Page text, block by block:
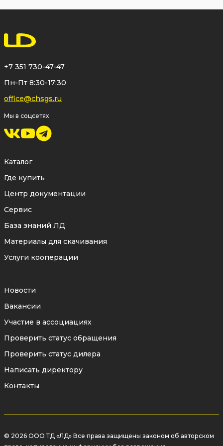
деформации и естественный износ,
сохраняя герметичность затвора в
течение всего срока эксплуатации.
Самоконтрящаяся гайка
ослабление крепления рукоятки под
закрытия.
Шар из нержавеющей стали
сферическую поверхность, что
минимизирует износ уплотнительных
седел и исключает заедание механизма.
к пиковым механическим перегрузкам.
Система дублирующих уплотнений
— создает многоуровневую защиту от
пропуска рабочей среды через
при чрезмерном усилии или
+7 351 730-47-47
Пн-Пт 8:30-17:30
office@chsgs.ru
Мы в соцсетях
Каталог
Где купить
Центр документации
Сервис
База знаний ЛД
Материалы для скачивания
Услуги кооперации
Новости
Вакансии
Участие в ассоциациях
Проверить статус обращения
Проверить статус дилера
Написать директору
Контакты
© 2026 ООО ТД «ЛД» Все права защищены законом об авторском